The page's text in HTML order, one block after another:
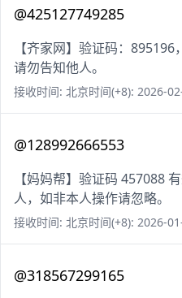
@425127749285
【齐家网】验证码：895196
请勿告知他人。
接收时间: 北京时间(+8): 2026-
@128992666553
【妈妈帮】验证码 457088
人，如非本人操作请忽略。
接收时间: 北京时间(+8): 2026-
@318567299165